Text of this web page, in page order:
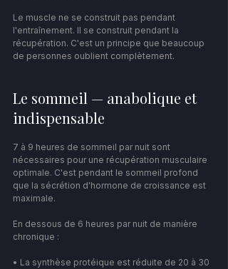
Le muscle ne se construit pas pendant
l'entraînement. Il se construit pendant la
récupération. C'est un principe que beaucoup
de personnes oublient complètement.
Le sommeil — anabolique et
indispensable
7 à 9 heures de sommeil par nuit sont
nécessaires pour une récupération musculaire
optimale. C'est pendant le sommeil profond
que la sécrétion d'hormone de croissance est
maximale.
En dessous de 6 heures par nuit de manière
chronique :
• La synthèse protéique est réduite de 20 à 30